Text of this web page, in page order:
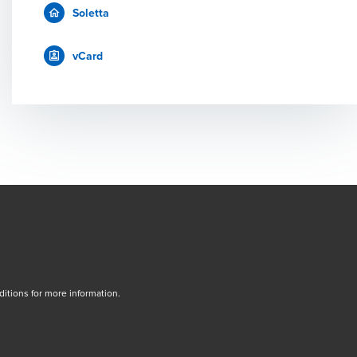
Soletta
vCard
tabfor more information.